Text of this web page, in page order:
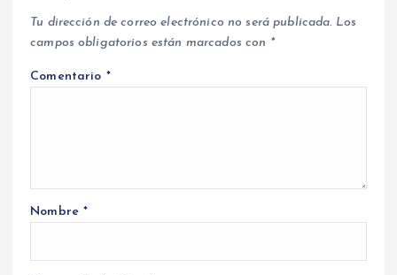
Tu dirección de correo electrónico no será publicada. Los
campos obligatorios están marcados con *
Comentario *
Nombre*